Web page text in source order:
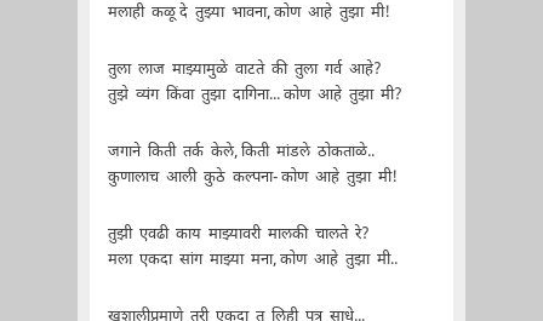
मलाही कळू दे तुझ्या भावना, कोण आहे तुझा मी!
तुला लाज माझ्यामुळे वाटते की तुला गर्व आहे?
तुझे व्यंग किंवा तुझा दागिना... कोण आहे तुझा मी?
जगाने किती तर्क केले, किती मांडले ठोकताळे..
कुणालाच आली कुठे कल्पना- कोण आहे तुझा मी!
तुझी एवढी काय माझ्यावरी मालकी चालते रे?
मला एकदा सांग माझ्या मना, कोण आहे तुझा मी..
खुशालीप्रमाणे तरी एकदा तू लिही पत्र साधे...